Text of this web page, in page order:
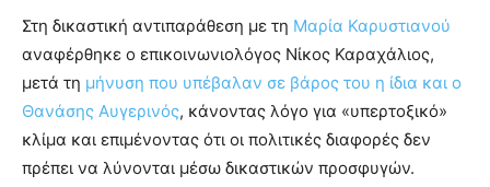
Στη δικαστική αντιπαράθεση με τη Μαρία Καρυστιανού
αναφέρθηκε ο επικοινωνιολόγος Νίκος Καραχάλιος,
μετά τη μήνυση που υπέβαλαν σε βάρος του η ίδια και ο
Θανάσης Αυγερινός, κάνοντας λόγο για «υπερτοξικό»
κλίμα και επιμένοντας ότι οι πολιτικές διαφορές δεν
πρέπει να λύνονται μέσω δικαστικών προσφυγών.